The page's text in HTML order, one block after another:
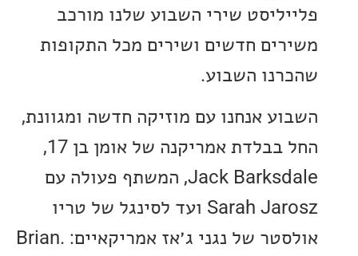
שירי השבוע שלנו מורכב
חדשים ושירים מכל התקופות
השבוע.
אנחנו עם מוזיקה חדשה ומגוונת,
החל בבלדת אמריקנה של אומן בן 17,
Jack Barksdale, המשתף פעולה עם
Sarah Jarosz ועד לסינגל של טריו
אולסטר של נגני ג׳אז אמריקאיים: .Brian